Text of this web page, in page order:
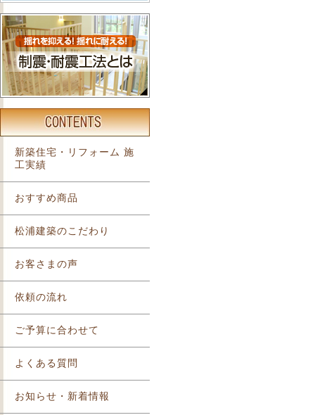
新築住宅・リフォーム 施
工実績
おすすめ商品
松浦建築のこだわり
お客さまの声
依頼の流れ
ご予算に合わせて
よくある質問
お知らせ・新着情報